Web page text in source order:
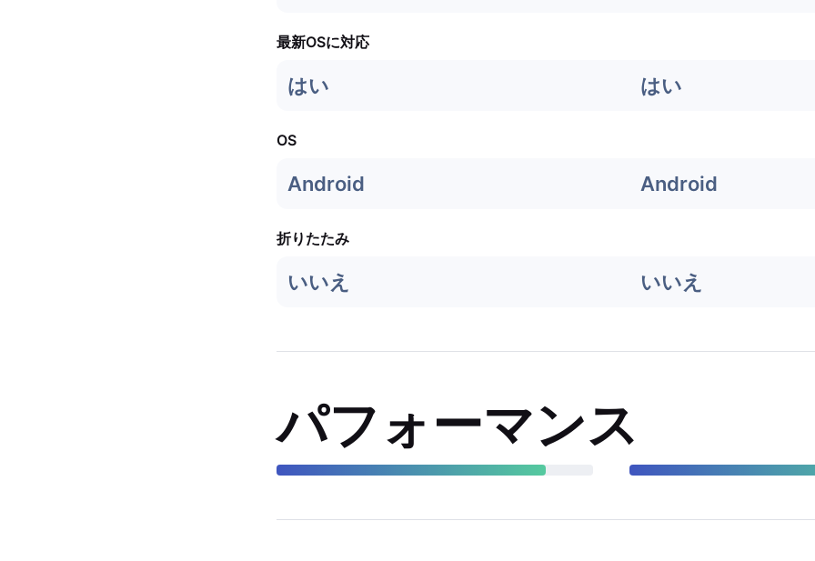
最新OSに対応
はい はい
OS
Android Android
折りたたみ
いいえ いいえ
パフォーマンス